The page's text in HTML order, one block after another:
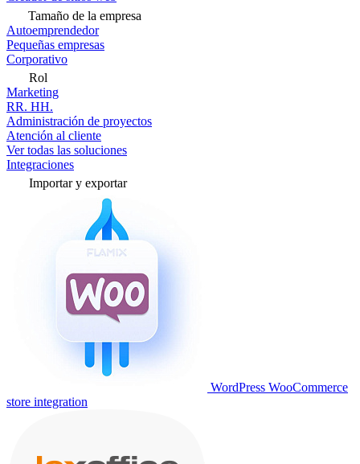
Tamaño de la empresa
Autoemprendedor
Pequeñas empresas
Corporativo
Rol
Marketing
RR. HH.
Administración de proyectos
Atención al cliente
Ver todas las soluciones
Integraciones
Importar y exportar
WordPress WooCommerce
store integration